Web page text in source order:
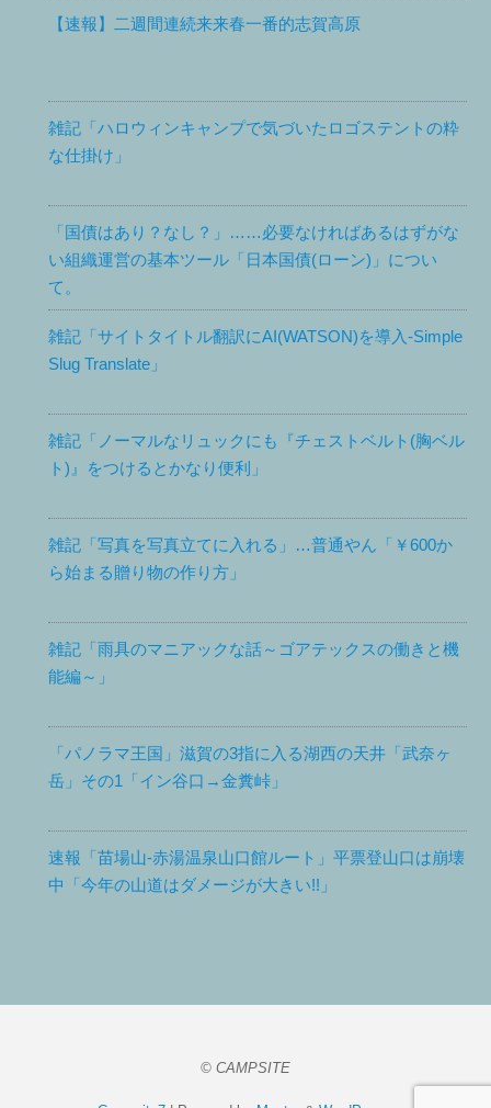
【速報】二週間連続来来春一番的志賀高原
雑記「ハロウィンキャンプで気づいたロゴステントの粋
な仕掛け」
「国債はあり？なし？」……必要なければあるはずがな
い組織運営の基本ツール「日本国債(ローン)」につい
て。
雑記「サイトタイトル翻訳にAI(WATSON)を導入-Simple
Slug Translate」
雑記「ノーマルなリュックにも『チェストベルト(胸ベル
ト)』をつけるとかなり便利」
雑記「写真を写真立てに入れる」…普通やん「￥600か
ら始まる贈り物の作り方」
雑記「雨具のマニアックな話～ゴアテックスの働きと機
能編～」
「パノラマ王国」滋賀の3指に入る湖西の天井「武奈ヶ
岳」その1「イン谷口→金糞峠」
速報「苗場山-赤湯温泉山口館ルート」平票登山口は崩壊
中「今年の山道はダメージが大きい!!」
© CAMPSITE